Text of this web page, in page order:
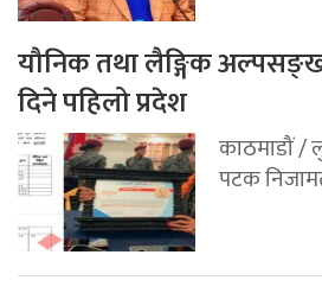
यौनिक तथा लैङ्गिक
दिने पहिलो प्रदेश
काठमाडौं /
पटक